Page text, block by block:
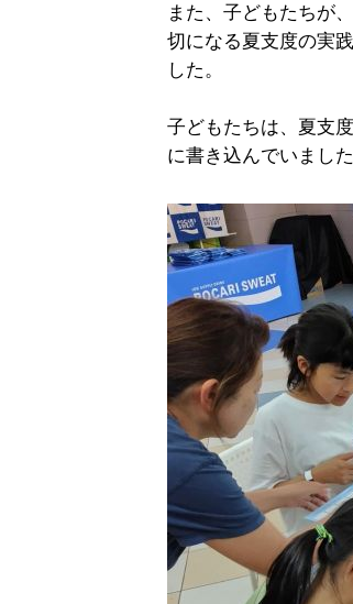
また、子どもたちが
切になる夏支度の実
した。
子どもたちは、夏支
に書き込んでいました